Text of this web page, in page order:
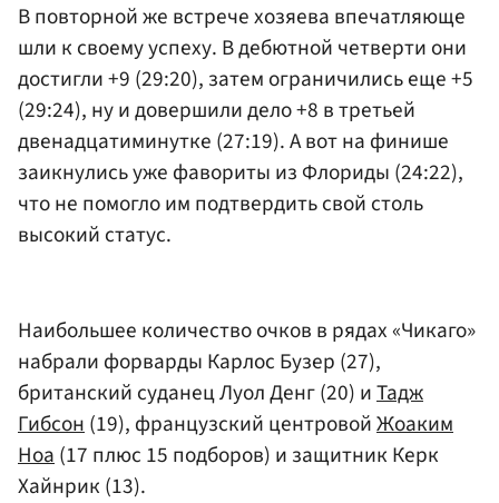
В повторной же встрече хозяева впечатляюще
шли к своему успеху. В дебютной четверти они
достигли +9 (29:20), затем ограничились еще +5
(29:24), ну и довершили дело +8 в третьей
двенадцатиминутке (27:19). А вот на финише
заикнулись уже фавориты из Флориды (24:22),
что не помогло им подтвердить свой столь
высокий статус.
Наибольшее количество очков в рядах «Чикаго»
набрали форварды Карлос Бузер (27),
британский суданец Луол Денг (20) иТадж
Гибсон(19), французский центровойЖоаким
Ноа(17 плюс 15 подборов) и защитник Керк
Хайнрик (13).